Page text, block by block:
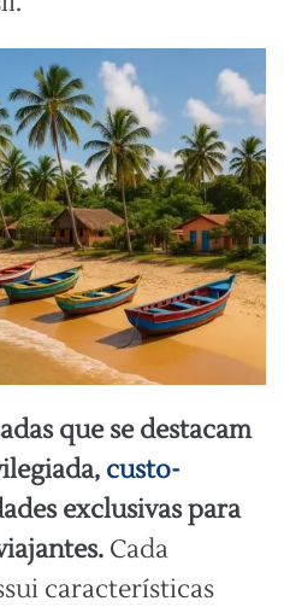
que se destacam
custo-
exclusivas para
Cada
características